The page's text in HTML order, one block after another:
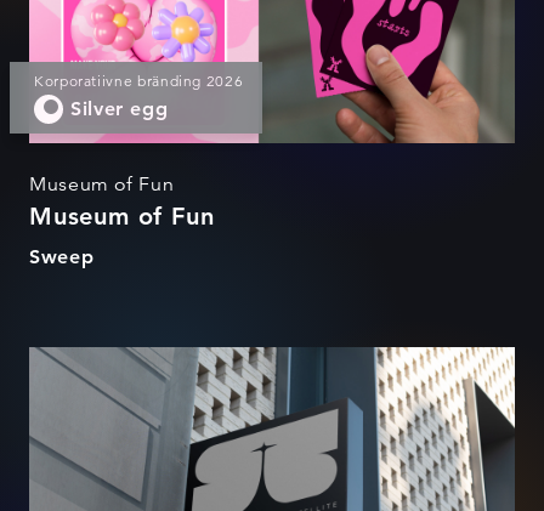
Korporatiivne bränding 2026
Silver egg
Museum of Fun
Museum of Fun
Sweep
Tudengisateliit